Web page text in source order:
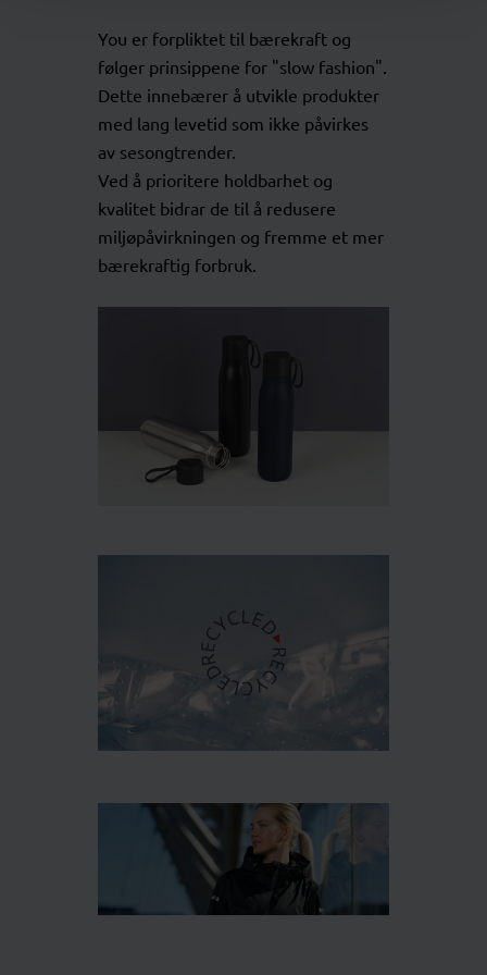
You er forpliktet til bærekraft og
følger prinsippene for "slow fashion".
Dette innebærer å utvikle produkter
med lang levetid som ikke påvirkes
av sesongtrender.
Ved å prioritere holdbarhet og
kvalitet bidrar de til å redusere
miljøpåvirkningen og fremme et mer
bærekraftig forbruk.